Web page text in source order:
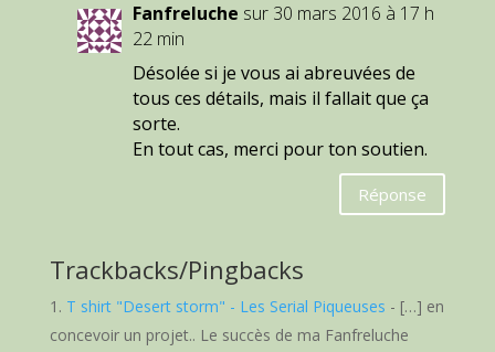
Fanfreluche sur 30 mars 2016 à 17 h
22 min
Désolée si je vous ai abreuvées de
tous ces détails, mais il fallait que ça
sorte.
En tout cas, merci pour ton soutien.
Réponse
Trackbacks/Pingbacks
T shirt "Desert storm" - Les Serial Piqueuses - […] en
concevoir un projet.. Le succès de ma Fanfreluche